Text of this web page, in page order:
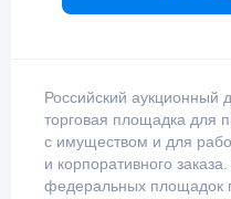
Российский
торговая площадка для
с имуществом и для
и корпоративного
федеральных площадок